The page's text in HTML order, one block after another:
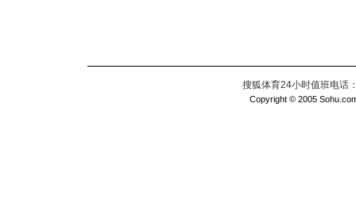
搜狐体育24小时值班电话
Copyright © 2005